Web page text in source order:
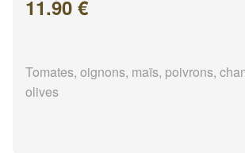
11.90 €
Tomates, oignons, maïs, poivrons,
olives